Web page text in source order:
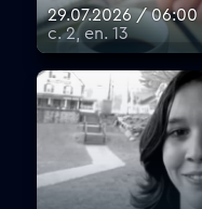
29.07.2026 / 06:00
с. 2, еп. 13